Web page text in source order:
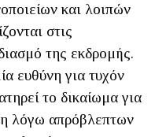
και λοιπών
στις
της εκδρομής.
ευθύνη για τυχόν
το δικαίωμα για
λόγω απρόβλεπτων